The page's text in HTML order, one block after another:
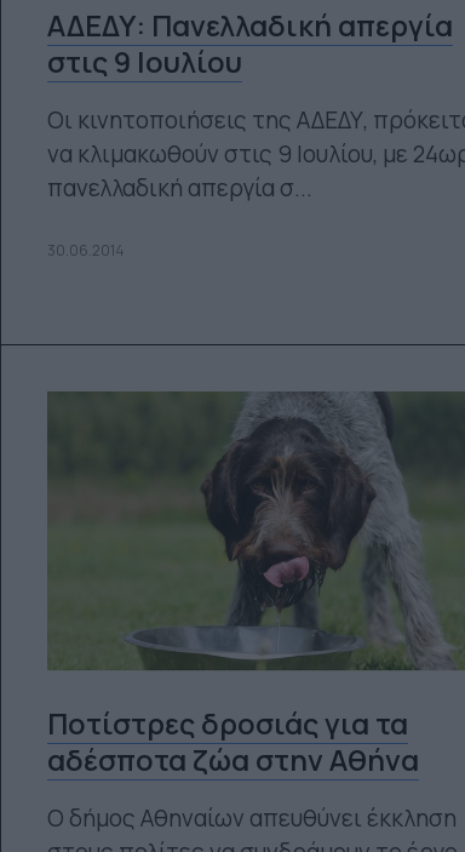
ΑΔΕΔΥ: Πανελλαδική απεργία
στις 9 Ιουλίου
Οι κινητοποιήσεις της ΑΔΕΔΥ,
να κλιμακωθούν στις 9 Ιουλίου, με
πανελλαδική απεργία σ...
30.06.2014
Ποτίστρες δροσιάς για τα
αδέσποτα ζώα στην Αθήνα
Ο δήμος Αθηναίων απευθύνει έκκληση